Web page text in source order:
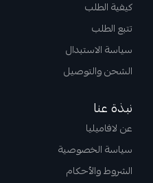
كيفية الطلب
تتبع الطلب
سياسة الاستبدال
الشحن والتوصيل
نبذة عنا
عن لافاميليا
سياسة الخصوصية
الشروط والأحكام